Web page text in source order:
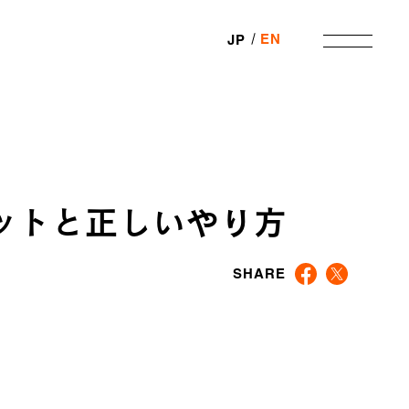
JP EN
トと正しいやり方
SHARE